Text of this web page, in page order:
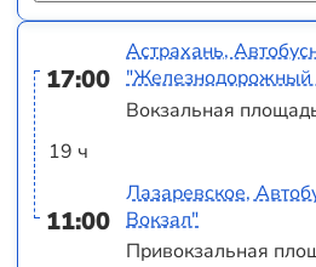
17:00
19 ч
11:00
Астрахань,
"Железнодорожный
Вокзальная
Лазаревское,
Вокзал"
Привокзальная